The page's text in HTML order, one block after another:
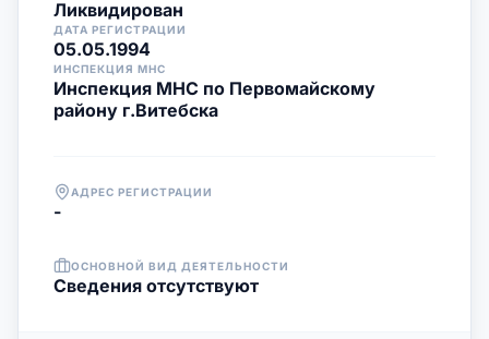
Ликвидирован
ДАТА РЕГИСТРАЦИИ
05.05.1994
ИНСПЕКЦИЯ МНС
Инспекция МНС по Первомайскому
району г.Витебска
АДРЕС РЕГИСТРАЦИИ
-
ОСНОВНОЙ ВИД ДЕЯТЕЛЬНОСТИ
Cведения отсутствуют